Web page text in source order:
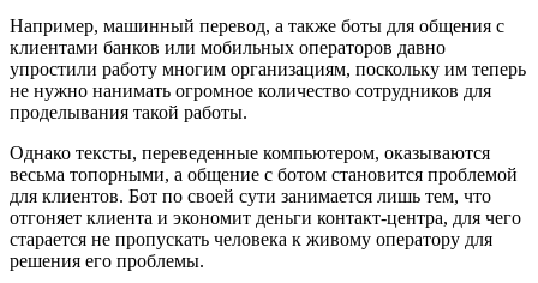
Например, машинный перевод, а также боты для общения с
клиентами банков или мобильных операторов давно
упростили работу многим организациям, поскольку им теперь
не нужно нанимать огромное количество сотрудников для
проделывания такой работы.
Однако тексты, переведенные компьютером, оказываются
весьма топорными, а общение с ботом становится проблемой
для клиентов. Бот по своей сути занимается лишь тем, что
отгоняет клиента и экономит деньги контакт-центра, для чего
старается не пропускать человека к живому оператору для
решения его проблемы.